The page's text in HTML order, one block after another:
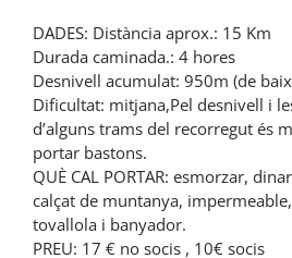
DADES: Distància aprox.: 15 Km
Durada caminada.: 4 hores
Desnivell acumulat: 950m (de
Dificultat: mitjana,Pel desnivell i
d’alguns trams del recorregut és
portar bastons.
QUÈ CAL PORTAR: esmorzar,
calçat de muntanya,
tovallola i banyador.
PREU: 17 € no socis , 10€ socis